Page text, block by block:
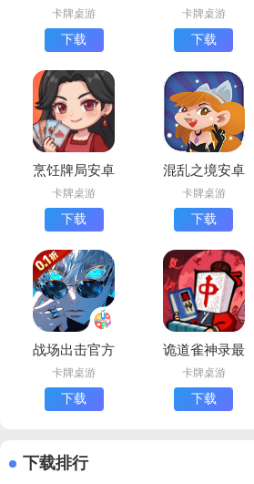
下载安卓版
卡牌桌游
下载
新版(Forest
Dump)
卡牌桌游
下载
烹饪牌局安卓
版下载
卡牌桌游
下载
混乱之境安卓
版下载
卡牌桌游
下载
战场出击官方
版下载
卡牌桌游
下载
诡道雀神录最
新版下载(诡
异肉鸽麻将)
卡牌桌游
下载
下载排行